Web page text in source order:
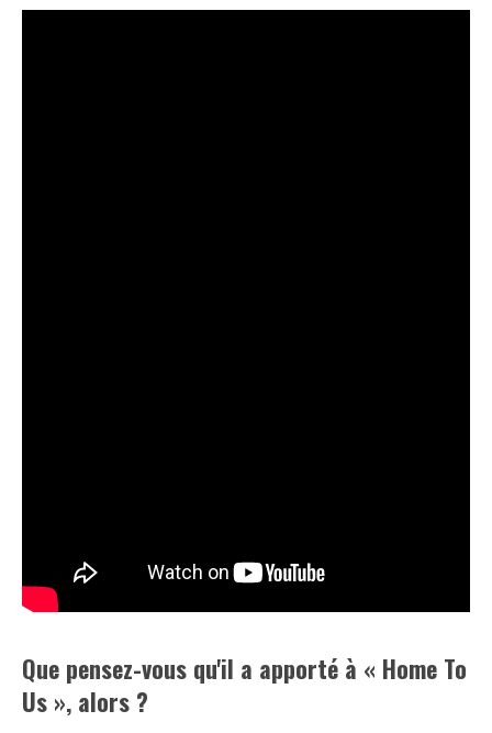
Que pensez-vous qu'il a apporté à « Home To
Us », alors ?